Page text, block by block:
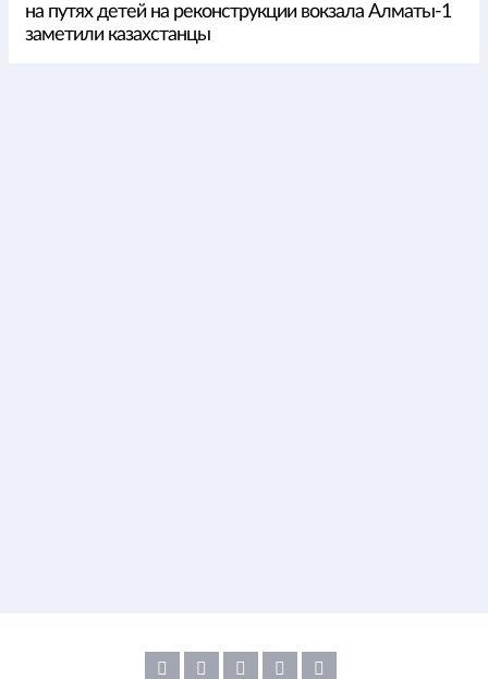
на путях детей на реконструкции вокзала Алматы-1
заметили казахстанцы